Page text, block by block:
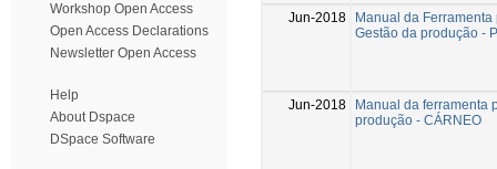
Workshop Open Access
Open Access Declarations
Newsletter Open Access
Help
About Dspace
DSpace Software
Jun-2018
Manual da
Gestão da produção -
Jun-2018
Manual da ferramenta
produção - CÁRNEO